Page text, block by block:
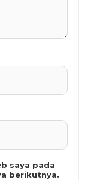
saya pada
berikutnya.